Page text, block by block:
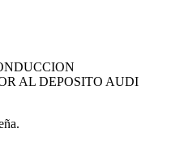
AL DEPOSITO AUDI